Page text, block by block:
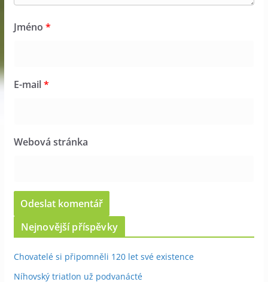
Jméno *
E-mail*
Webová stránka
Nejnovější příspěvky
Chovatelé si připomněli 120 let své existence
Níhovský triatlon už podvanácté